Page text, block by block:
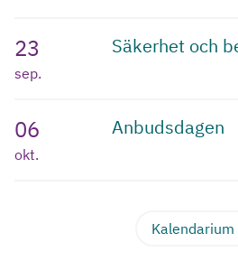
23
sep.
Säkerhet och
06
okt.
Anbudsdagen
Kalendarium